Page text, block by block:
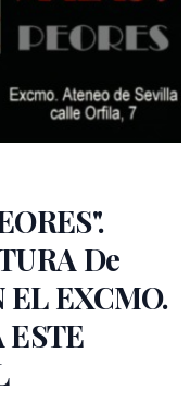
De
EL EXCMO.
ESTE